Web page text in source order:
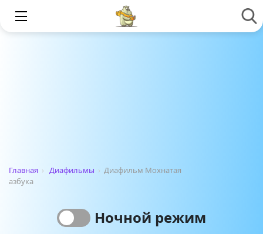
Главная › Диафильмы › Диафильм Мохнатая
азбука
Ночной режим